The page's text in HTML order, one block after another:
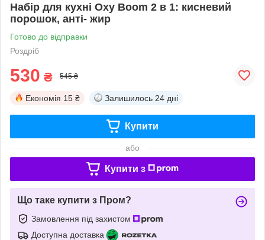
Набір для кухні Oxy Boom 2 в 1: кисневий
порошок, анті- жир
Готово до відправки
Роздріб
530 ₴ 545 ₴
Економія 15 ₴ Залишилось 24 дні
Купити
або
Купити з
Що таке купити з Пром?
Замовлення під захистом
Доступна доставка